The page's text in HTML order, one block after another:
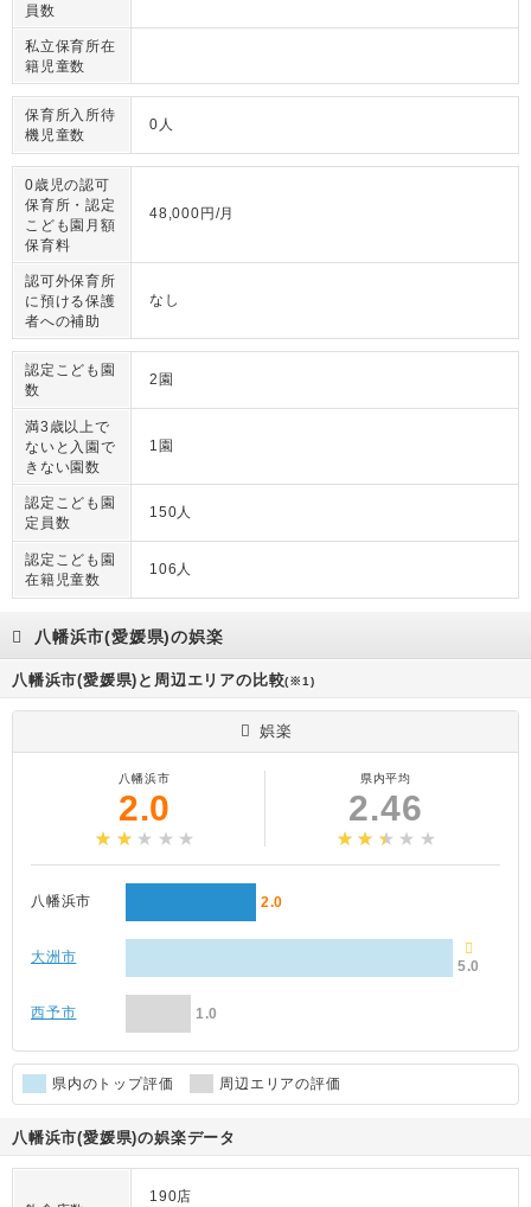
員数
私立保育所在
籍児童数
保育所入所待
機児童数
0人
0歳児の認可
保育所・認定
こども園月額
保育料
48,000円/月
認可外保育所
に預ける保護
者への補助
なし
認定こども園
数
2園
満3歳以上で
ないと入園で
きない園数
1園
認定こども園
定員数
150人
認定こども園
在籍児童数
106人
八幡浜市(愛媛県)の娯楽
八幡浜市(愛媛県)と周辺エリアの比較(※1)
娯楽
八幡浜市
2.0
県内平均
2.46
八幡浜市 2.0
大洲市
5.0
西予市 1.0
県内のトップ評価 周辺エリアの評価
八幡浜市(愛媛県)の娯楽データ
190店